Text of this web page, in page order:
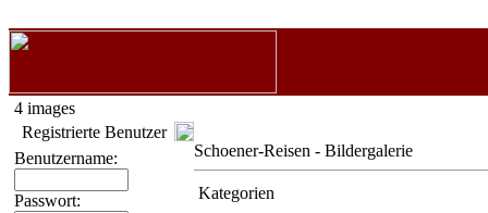
4 images
Registrierte Benutzer
Benutzername:
Passwort:
Schoener-Reisen - Bildergalerie
Kategorien